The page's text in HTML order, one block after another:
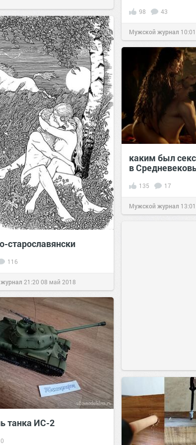
98 43
Мужской журнал 10:01
старославянски
116
21:20 08 май 2018
каким был секс
в
135 17
Мужской журнал 13:01
танка ИС-2
0